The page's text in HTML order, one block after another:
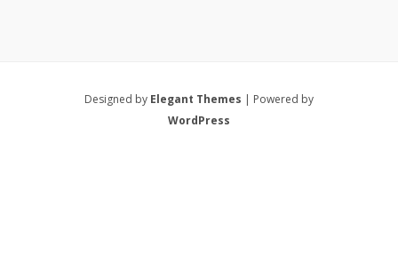
Designed by Elegant Themes | Powered by
WordPress